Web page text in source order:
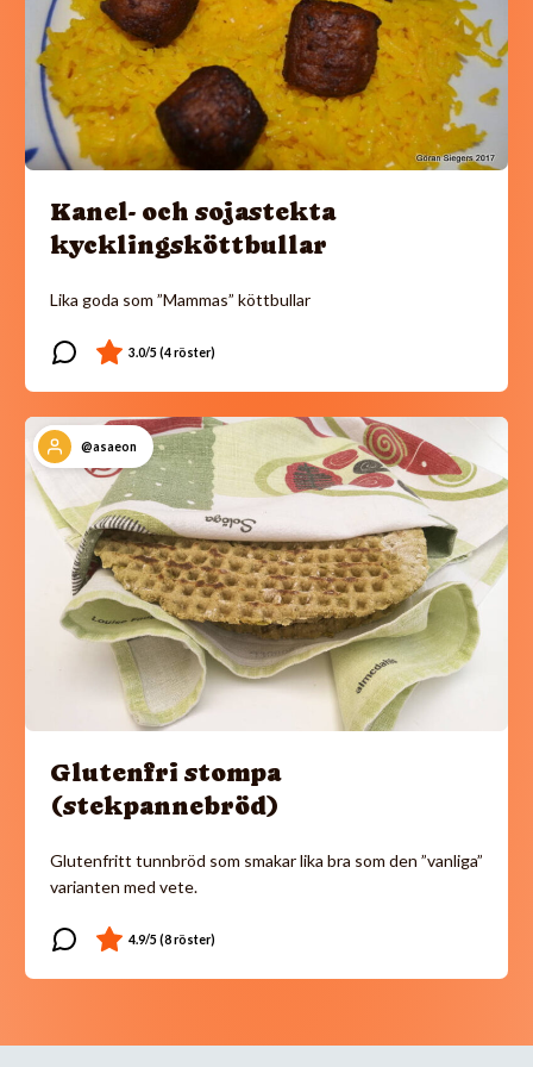
Kanel- och sojastekta
kycklingsköttbullar
Lika goda som ”Mammas” köttbullar
@asaeon
Glutenfri stompa
(stekpannebröd)
Glutenfritt tunnbröd som smakar lika bra som den ”vanliga”
varianten med vete.